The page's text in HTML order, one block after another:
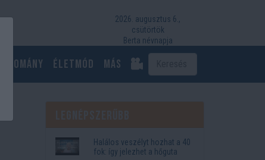
2026. augusztus 6.,
csütörtök
Berta névnapja
Tudomány Életmód más
Halálos veszélyt hozhat a 40
fok: így jelezhet a hőguta